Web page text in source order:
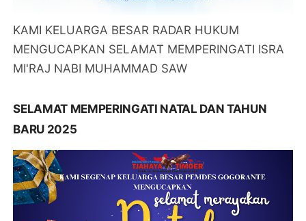
KAMI KELUARGA BESAR RADAR HUKUM
MENGUCAPKAN SELAMAT MEMPERINGATI ISRA
MI'RAJ NABI MUHAMMAD SAW
SELAMAT MEMPERINGATI NATAL DAN TAHUN
BARU 2025